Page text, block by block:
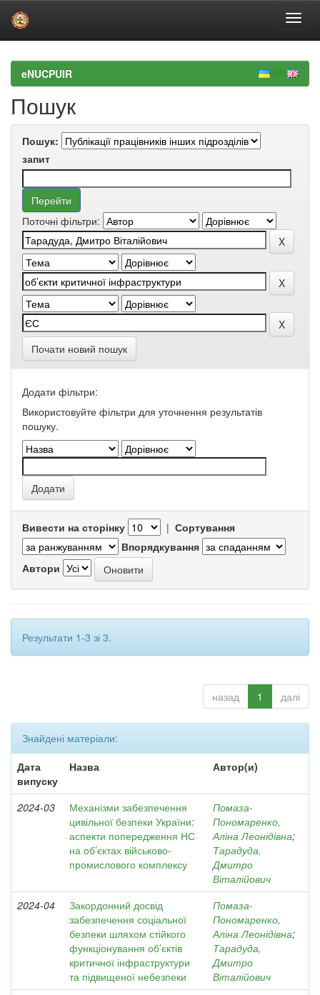
navigationeNUCPUIR
Пошук
Пошук:
запит
Поточні фільтри:
Почати новий пошук
Додати фільтри:
Використовуйте фільтри для уточнення результатів
пошуку.
Вивести на сторінку | Сортування
Впорядкування
Автори
Результати 1-3 зі 3.
назад 1 далі
Знайдені матеріали:
Дата
випуску
Назва Автор(и)
2024-03
Механізми забезпечення
цивільної безпеки України:
аспекти попередження НС
на об’єктах військово-
промислового комплексу
Помаза-
Пономаренко,
Аліна Леонідівна;
Тарадуда,
Дмитро
Віталійович
2024-04
Закордонний досвід
забезпечення соціальної
безпеки шляхом стійкого
функціонування об’єктів
критичної інфраструктури
та підвищеної небезпеки
Помаза-
Пономаренко,
Аліна Леонідівна;
Тарадуда,
Дмитро
Віталійович